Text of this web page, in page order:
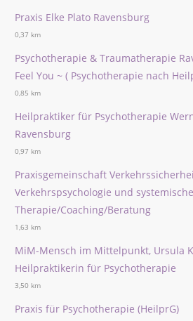
Praxis Elke Plato Ravensburg
0,37 km
Psychotherapie & Traumatherapie
Feel You ~ ( Psychotherapie nach
0,85 km
Heilpraktiker für Psychotherapie
Ravensburg
0,97 km
Praxisgemeinschaft
Verkehrspsychologie und systemische
Therapie/Coaching/Beratung
1,63 km
MiM-Mensch im Mittelpunkt, Ursula
Heilpraktikerin für Psychotherapie
3,50 km
Praxis für Psychotherapie (HeilprG)